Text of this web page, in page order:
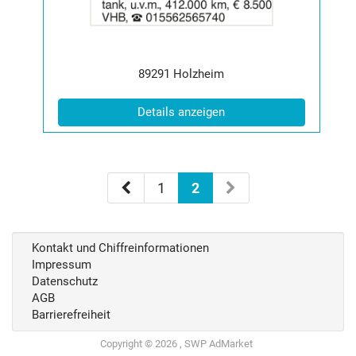
|
Info:
Postleitzahl:
89291 Ort:
Holzheim
Details anzeigen(ID: 2065980)
1 2
Kontakt und Chiffreinformationen
Impressum
Datenschutz
AGB
Barrierefreiheit
Copyright © 2026 , SWP AdMarket